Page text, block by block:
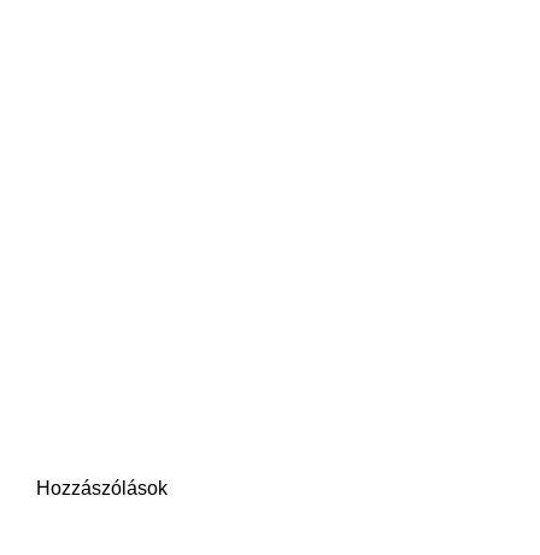
Hozzászólások